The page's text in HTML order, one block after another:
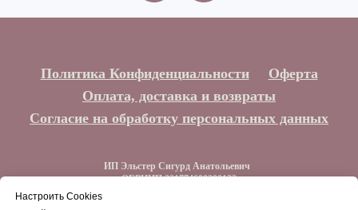
Настроить Cookies
Политика Конфиденциальности
Оферта
Оплата, доставка и возвраты
Согласие на обработку персональных данных
ИП Эльстер Сигурд Анатольевич
ОГРНИП 321774600300132